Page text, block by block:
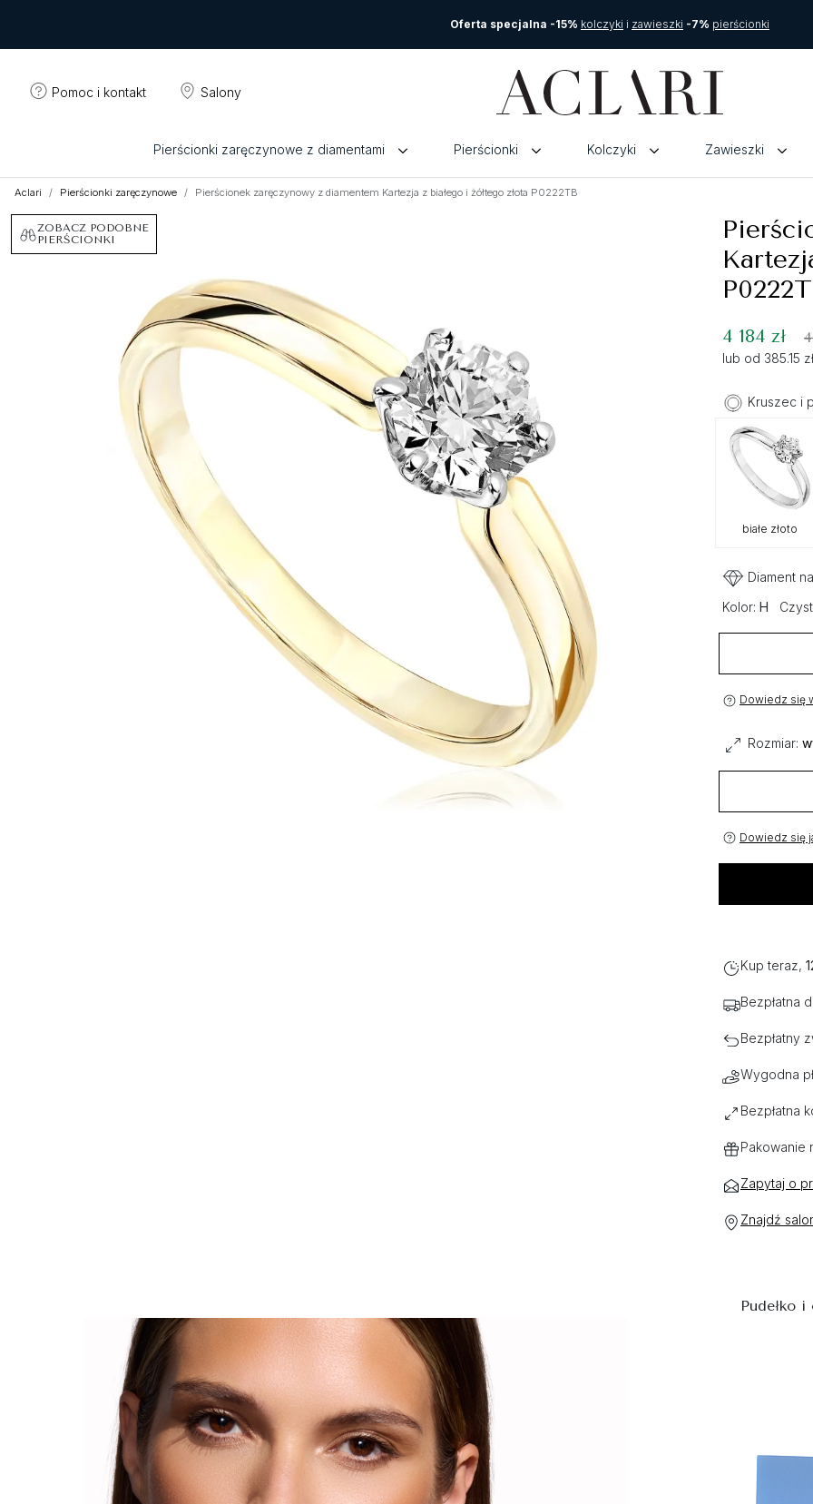
Oferta specjalna -15% kolczyki i zawieszki -7% pierścionki
Pomoc i kontakt Salony
Pierścionki zaręczynowe z diamentami Pierścionki Kolczyki Zawieszki
Aclari Pierścionki zaręczynowe Pierścionek zaręczynowy z diamentem Kartezja z białego i żółtego złota P0222TB
ZOBACZ PODOBNE
PIERŚCIONKI
4 184 zł
lub od 385.15
Kruszec i
białe złoto
Diament
Kolor: H
Dowiedz się
Rozmiar:
Dowiedz się
Kup teraz,
Bezpłatna
Bezpłatny
Wygodna
Bezpłatna
Pakowanie
Zapytaj o
Znajdź
Pudełko